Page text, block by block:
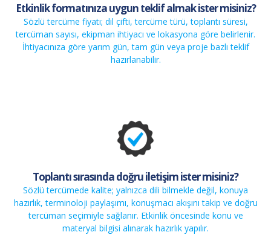
Etkinlik formatınıza uygun teklif almak ister misiniz?
Sözlü tercüme fiyatı; dil çifti, tercüme türü, toplantı süresi,
tercüman sayısı, ekipman ihtiyacı ve lokasyona göre belirlenir.
İhtiyacınıza göre yarım gün, tam gün veya proje bazlı teklif
hazırlanabilir.
Toplantı sırasında doğru iletişim ister misiniz?
Sözlü tercümede kalite; yalnızca dili bilmekle değil, konuya
hazırlık, terminoloji paylaşımı, konuşmacı akışını takip ve doğru
tercüman seçimiyle sağlanır. Etkinlik öncesinde konu ve
materyal bilgisi alınarak hazırlık yapılır.